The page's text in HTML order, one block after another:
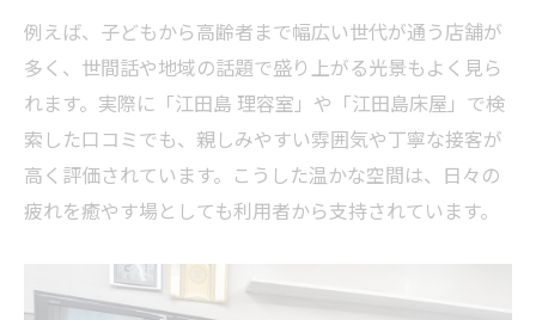
散髪店で発見する江田島市の名物と魅力
地元の人とふれあう散髪体験の醍醐味
散髪を通した江田島市の魅力再発見
散髪がきっかけで広がる地域の情報
江田島市の散髪で地域愛を深める方法
例えば、子どもから高齢者まで幅広い世代が通う店舗が
多く、世間話や地域の話題で盛り上がる光景もよく見ら
れます。実際に「江田島 理容室」や「江田島床屋」で検
索した口コミでも、親しみやすい雰囲気や丁寧な接客が
高く評価されています。こうした温かな空間は、日々の
疲れを癒やす場としても利用者から支持されています。